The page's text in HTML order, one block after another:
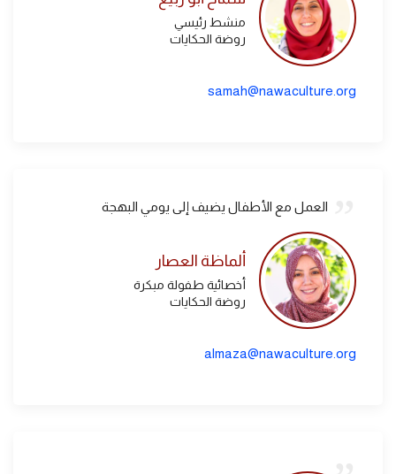
منشط رئيسي
روضة الحكايات
samah@nawaculture.org
العمل مع الأطفال يضيف إلى يومي البهجة
ألماظة العصار
أخصائية طفولة مبكرة
روضة الحكايات
almaza@nawaculture.org